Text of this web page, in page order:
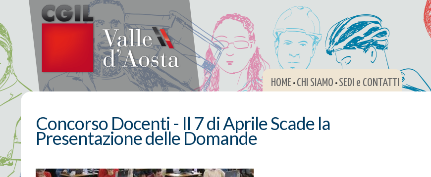
HOME • CHI SIAMO • SEDI e CONTATTI
Concorso Docenti - Il 7 di Aprile Scade la
Presentazione delle Domande